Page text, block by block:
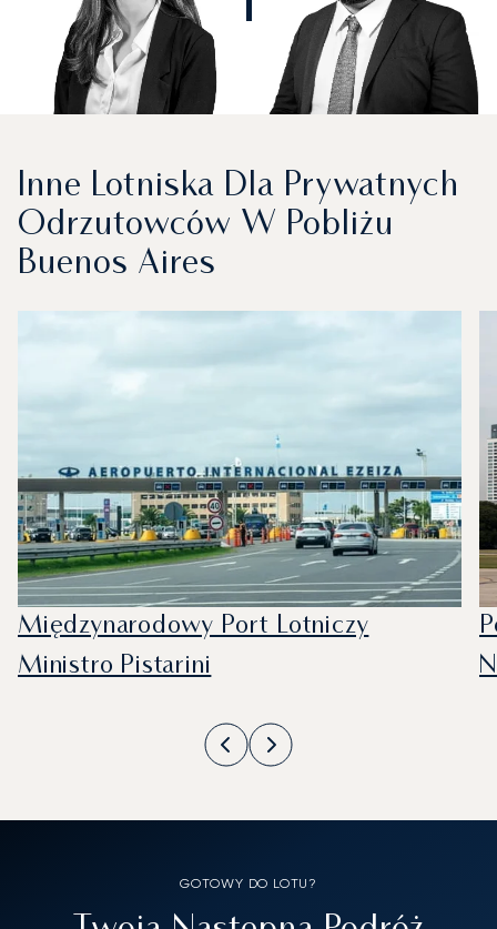
Inne Lotniska Dla Prywatnych
Odrzutowców W Pobliżu
Buenos Aires
Międzynarodowy Port Lotniczy
Ministro Pistarini
GOTOWY DO LOTU?